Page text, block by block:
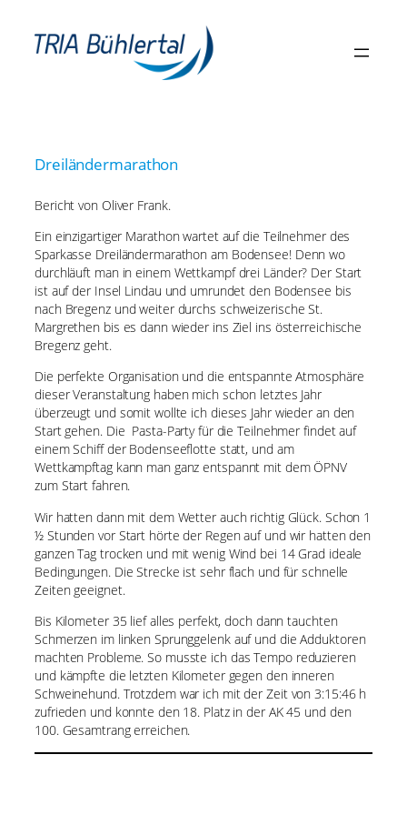
Inhalt
springen
Dreiländermarathon
Bericht von Oliver Frank.
Ein einzigartiger Marathon wartet auf die Teilnehmer des
Sparkasse Dreiländermarathon am Bodensee! Denn wo
durchläuft man in einem Wettkampf drei Länder? Der Start
ist auf der Insel Lindau und umrundet den Bodensee bis
nach Bregenz und weiter durchs schweizerische St.
Margrethen bis es dann wieder ins Ziel ins österreichische
Bregenz geht.
Die perfekte Organisation und die entspannte Atmosphäre
dieser Veranstaltung haben mich schon letztes Jahr
überzeugt und somit wollte ich dieses Jahr wieder an den
Start gehen. Die Pasta-Party für die Teilnehmer findet auf
einem Schiff der Bodenseeflotte statt, und am
Wettkampftag kann man ganz entspannt mit dem ÖPNV
zum Start fahren.
Wir hatten dann mit dem Wetter auch richtig Glück. Schon 1
½ Stunden vor Start hörte der Regen auf und wir hatten den
ganzen Tag trocken und mit wenig Wind bei 14 Grad ideale
Bedingungen. Die Strecke ist sehr flach und für schnelle
Zeiten geeignet.
Bis Kilometer 35 lief alles perfekt, doch dann tauchten
Schmerzen im linken Sprunggelenk auf und die Adduktoren
machten Probleme. So musste ich das Tempo reduzieren
und kämpfte die letzten Kilometer gegen den inneren
Schweinehund. Trotzdem war ich mit der Zeit von 3:15:46 h
zufrieden und konnte den 18. Platz in der AK 45 und den
100. Gesamtrang erreichen.